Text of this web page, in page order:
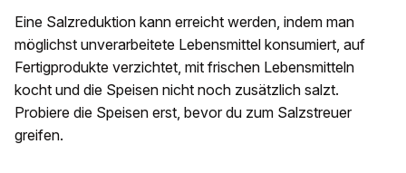
Eine Salzreduktion kann erreicht werden, indem man
möglichst unverarbeitete Lebensmittel konsumiert, auf
Fertigprodukte verzichtet, mit frischen Lebensmitteln
kocht und die Speisen nicht noch zusätzlich salzt.
Probiere die Speisen erst, bevor du zum Salzstreuer
greifen.